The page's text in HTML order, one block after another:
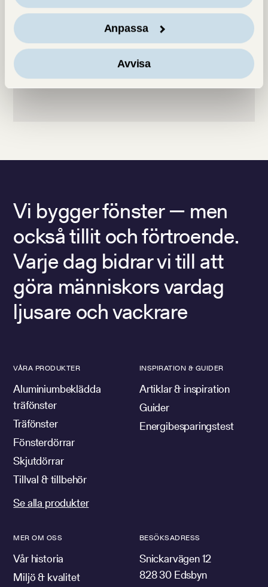
Anpassa
Avvisa
Vi bygger fönster — men
också tillit och förtroende.
Varje dag bidrar vi till att
göra människors vardag
ljusare och vackrare
VÅRA PRODUKTER
Aluminiumbeklädda
träfönster
Träfönster
Fönsterdörrar
Skjutdörrar
Tillval & tillbehör
Se alla produkter
INSPIRATION & GUIDER
Artiklar & inspiration
Guider
Energibesparingstest
MER OM OSS
Vår historia
Miljö & kvalitet
BESÖKSADRESS
Snickarvägen 12
828 30 Edsbyn